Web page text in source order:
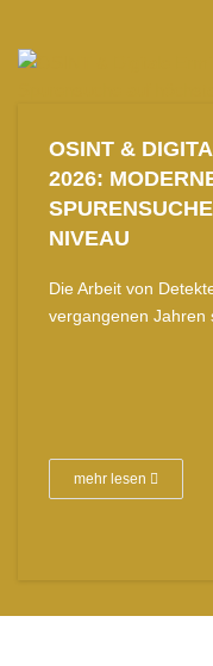
OSINT &
2026:
NIVEAU
Die Arbeit von
vergangenen Jahren
mehr lesen